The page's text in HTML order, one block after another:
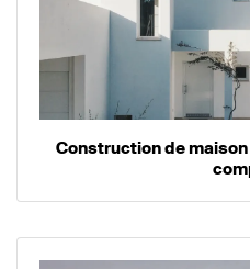
Construction de